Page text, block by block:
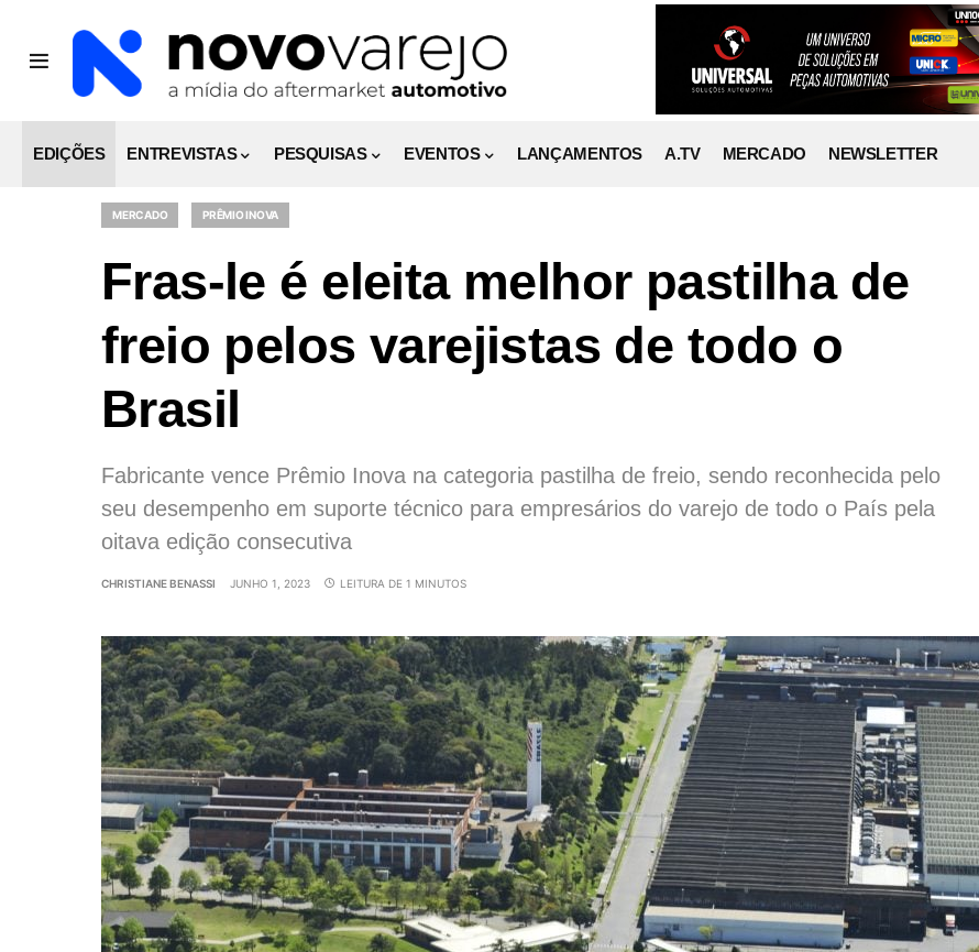
EDIÇÕES ENTREVISTAS PESQUISAS EVENTOS LANÇAMENTOS A.TV MERCADO NEWSLETTER
MERCADO PRÊMIO INOVA
Fras-le é eleita melhor pastilha de
freio pelos varejistas de todo o
Brasil
Fabricante vence Prêmio Inova na categoria pastilha de freio, sendo reconhecida pelo
seu desempenho em suporte técnico para empresários do varejo de todo o País pela
oitava edição consecutiva
CHRISTIANE BENASSI JUNHO 1, 2023 LEITURA DE 1 MINUTOS